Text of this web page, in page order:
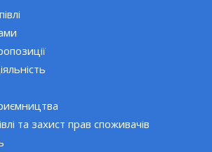
та захист прав споживачів